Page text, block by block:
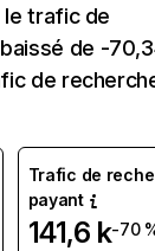
le trafic de
de -
de
Trafic de
payant
141,6 k-70